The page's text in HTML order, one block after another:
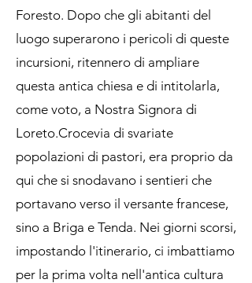
Foresto. Dopo che gli abitanti del
luogo superarono i pericoli di queste
incursioni, ritennero di ampliare
questa antica chiesa e di intitolarla,
come voto, a Nostra Signora di
Loreto.Crocevia di svariate
popolazioni di pastori, era proprio da
qui che si snodavano i sentieri che
portavano verso il versante francese,
sino a Briga e Tenda. Nei giorni scorsi,
impostando l'itinerario, ci imbattiamo
per la prima volta nell'antica cultura